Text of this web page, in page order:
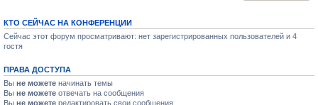
КТО СЕЙЧАС НА КОНФЕРЕНЦИИ
Сейчас этот форум просматривают: нет зарегистрированных пользователей и 4
гостя
ПРАВА ДОСТУПА
Вы не можете начинать темы
Вы не можете отвечать на сообщения
Вы не можете редактировать свои сообщения